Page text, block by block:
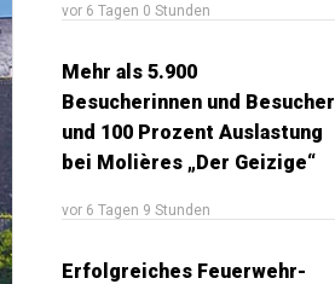
vor 6 Tagen 0 Stunden
Mehr als 5.900
Besucherinnen und Besucher
und 100 Prozent Auslastung
bei Molières „Der Geizige“
vor 6 Tagen 9 Stunden
Erfolgreiches Feuerwehr-